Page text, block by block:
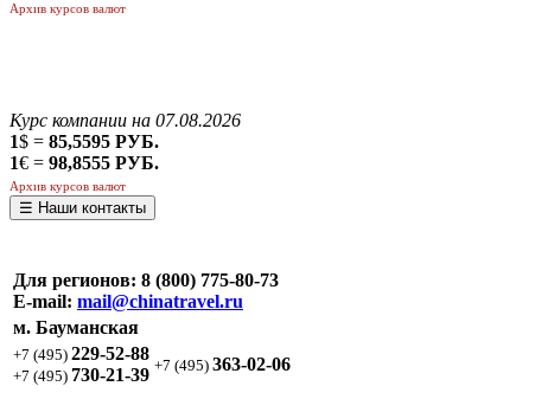
Архив курсов валют
Курс компании на 07.08.2026
1$ = 85,5595 РУБ.
1€ = 98,8555 РУБ.
Архив курсов валют
☰ Наши контакты
Для регионов: 8 (800) 775-80-73
E-mail: mail@chinatravel.ru
м. Бауманская
+7 (495) 229-52-88
+7 (495) 730-21-39 +7 (495) 363-02-06